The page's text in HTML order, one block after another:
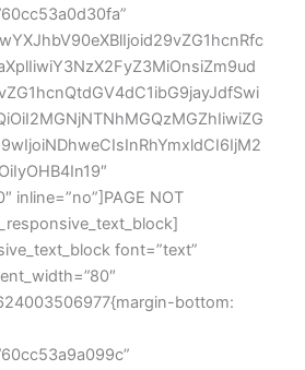
inline=”no”]PAGE NOT
font=”text”
bottom: